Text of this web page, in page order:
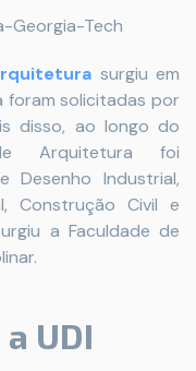
Tech
surgiu em
foram solicitadas por
disso, ao longo do
Arquitetura foi
Desenho Industrial,
Construção Civil e
a Faculdade de
UDI